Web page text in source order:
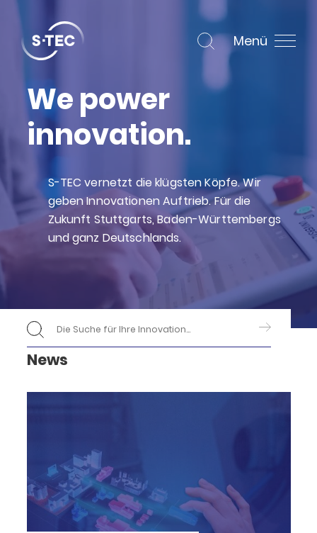
Menü
We power
innovation.
S-TEC vernetzt die klügsten Köpfe. Wir
geben Innovationen Auftrieb. Für die
Zukunft Stuttgarts, Baden-Württembergs
und ganz Deutschlands.
News